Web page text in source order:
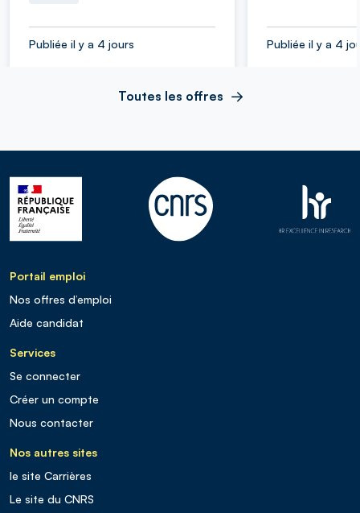
Publiée il y a 4 jours Publiée il y a 4
Toutes les offres
Portail emploi
Nos offres d’emploi
Aide candidat
Services
Se connecter
Créer un compte
Nous contacter
Nos autres sites
le site Carrières
Le site du CNRS